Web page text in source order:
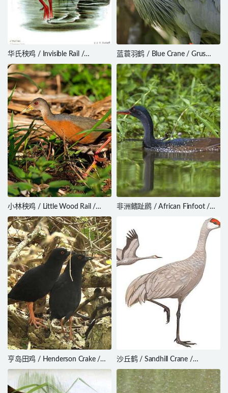
华氏秧鸡 / Invisible Rail /
Habroptila wallacii
蓝蓑羽鹤 / Blue Crane / Grus
paradisea
小林秧鸡 / Little Wood Rail /
Aramides mangle
非洲鳍趾䴘 / African Finfoot /
亨岛田鸡 / Henderson Crake /
Zapornia atra
沙丘鹤 / Sandhill Crane /
Antigone canadensis